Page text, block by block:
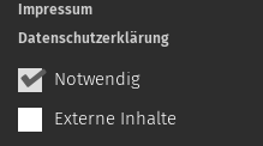
Notwendig
Externe Inhalte
Impressum
Datenschutzerklärung